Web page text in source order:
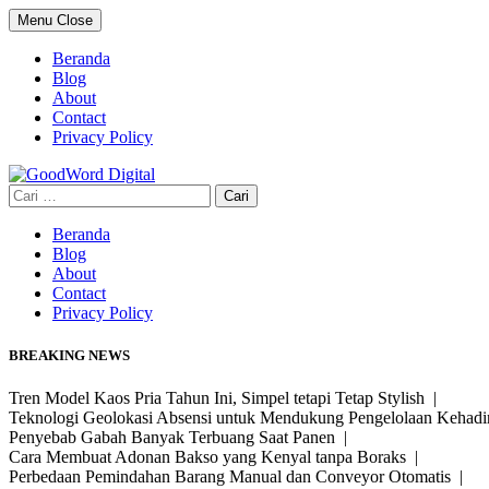
Skip
to
content
Menu Close
Beranda
Blog
About
Contact
Privacy Policy
Cari
untuk:
Beranda
Blog
About
Contact
Privacy Policy
BREAKING NEWS
Tren Model Kaos Pria Tahun Ini, Simpel tetapi Tetap Stylish |
Teknologi Geolokasi Absensi untuk Mendukung Pengelolaan
Penyebab Gabah Banyak Terbuang Saat Panen |
Cara Membuat Adonan Bakso yang Kenyal tanpa Boraks |
Perbedaan Pemindahan Barang Manual dan Conveyor Otomatis |